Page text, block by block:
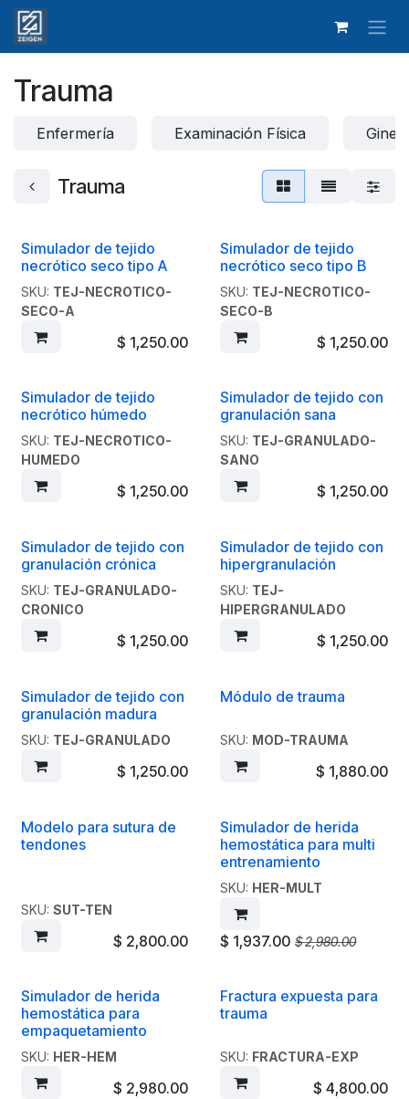
Ir al contenido
Trauma
Enfermería Examinación Física
Trauma
Simulador de tejido
necrótico seco tipo A
SKU: TEJ-NECROTICO-
SECO-A
$ 1,250.00
Simulador de tejido
necrótico seco tipo B
SKU: TEJ-NECROTICO-
SECO-B
$ 1,250.00
Simulador de tejido
necrótico húmedo
SKU: TEJ-NECROTICO-
HUMEDO
$ 1,250.00
Simulador de tejido con
granulación sana
SKU: TEJ-GRANULADO-
SANO
$ 1,250.00
Simulador de tejido con
granulación crónica
SKU: TEJ-GRANULADO-
CRONICO
$ 1,250.00
Simulador de tejido con
hipergranulación
SKU: TEJ-
HIPERGRANULADO
$ 1,250.00
Simulador de tejido con
granulación madura
SKU: TEJ-GRANULADO
$ 1,250.00
Módulo de trauma
SKU: MOD-TRAUMA
$ 1,880.00
Modelo para sutura de
tendones
SKU: SUT-TEN
$ 2,800.00
¡Promoción!
Simulador de herida
hemostática para multi
entrenamiento
SKU: HER-MULT
$ 1,937.00 $2,980.00
Simulador de herida
hemostática para
empaquetamiento
SKU: HER-HEM
$ 2,980.00
Fractura expuesta para
trauma
SKU: FRACTURA-EXP
$ 4,800.00